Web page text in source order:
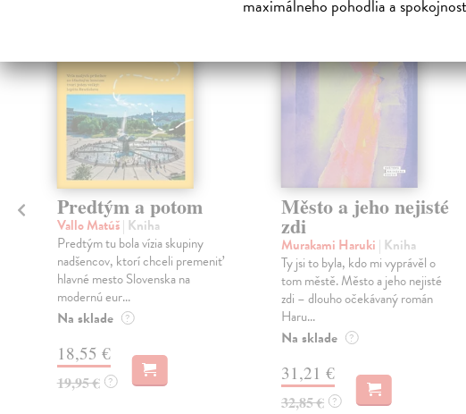
maximálneho pohodlia a
na sklade
Predtým a potom
Vallo Matúš| Kniha
Predtým tu bola vízia skupiny
nadšencov, ktorí chceli premeniť
hlavné mesto Slovenska na
modernú eur...
Na sklade ?
18,55 €
19,95 € ?
Město a jeho nejisté
zdi
Murakami Haruki | Kniha
Ty jsi to byla, kdo mi vyprávěl o
tom městě. Město a jeho nejisté
zdi – dlouho očekávaný román
Haru...
Na sklade ?
31,21 €
32,85 € ?